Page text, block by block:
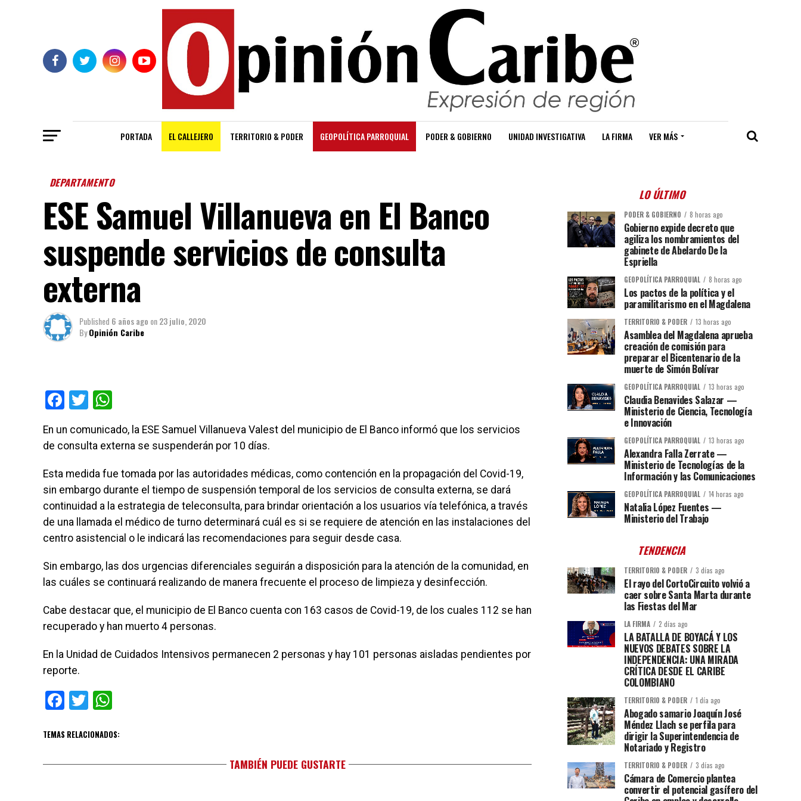
PORTADA EL CALLEJERO TERRITORIO & PODER GEOPOLÍTICA PARROQUIAL PODER & GOBIERNO UNIDAD INVESTIGATIVA LA FIRMA VER MÁS
DEPARTAMENTO
ESE Samuel Villanueva en El Banco
suspende servicios de consulta
externa
Published 6 años ago on23 julio, 2020
ByOpinión Caribe
Facebook
Twitter
En un comunicado, la ESE Samuel Villanueva Valest del municipio de El Banco informó que los servicios
de consulta externa se suspenderán por 10 días.
Esta medida fue tomada por las autoridades médicas, como contención en la propagación del Covid-19,
sin embargo durante el tiempo de suspensión temporal de los servicios de consulta externa, se dará
continuidad a la estrategia de teleconsulta, para brindar orientación a los usuarios vía telefónica, a través
de una llamada el médico de turno determinará cuál es si se requiere de atención en las instalaciones del
centro asistencial o le indicará las recomendaciones para seguir desde casa.
Sin embargo, las dos urgencias diferenciales seguirán a disposición para la atención de la comunidad, en
las cuáles se continuará realizando de manera frecuente el proceso de limpieza y desinfección.
Cabe destacar que, el municipio de El Banco cuenta con 163 casos de Covid-19, de los cuales 112 se han
recuperado y han muerto 4 personas.
En la Unidad de Cuidados Intensivos permanecen 2 personas y hay 101 personas aisladas pendientes por
reporte.
Facebook
Twitter
TEMAS RELACIONADOS:
TAMBIÉN PUEDE GUSTARTE
LO ÚLTIMO
PODER & GOBIERNO 8 horas ago
Gobierno expide decreto que
agiliza los nombramientos del
gabinete de Abelardo De la
Espriella
GEOPOLÍTICA PARROQUIAL 8 horas ago
Los pactos de la política y el
paramilitarismo en el Magdalena
TERRITORIO & PODER 13 horas ago
Asamblea del Magdalena aprueba
creación de comisión para
preparar el Bicentenario de la
muerte de Simón Bolívar
GEOPOLÍTICA PARROQUIAL 13 horas ago
Claudia Benavides Salazar —
Ministerio de Ciencia, Tecnología
e Innovación
GEOPOLÍTICA PARROQUIAL 13 horas ago
Alexandra Falla Zerrate —
Ministerio de Tecnologías de la
Información y las Comunicaciones
GEOPOLÍTICA PARROQUIAL 14 horas ago
Natalia López Fuentes —
Ministerio del Trabajo
TENDENCIA
TERRITORIO & PODER 3 días ago
El rayo del CortoCircuito volvió a
caer sobre Santa Marta durante
las Fiestas del Mar
LA FIRMA 2 días ago
LA BATALLA DE BOYACÁ Y LOS
NUEVOS DEBATES SOBRE LA
INDEPENDENCIA: UNA MIRADA
CRÍTICA DESDE EL CARIBE
COLOMBIANO
TERRITORIO & PODER 1 día ago
Abogado samario Joaquín José
Méndez Llach se perfila para
dirigir la Superintendencia de
Notariado y Registro
TERRITORIO & PODER 3 días ago
Cámara de Comercio plantea
convertir el potencial gasífero del